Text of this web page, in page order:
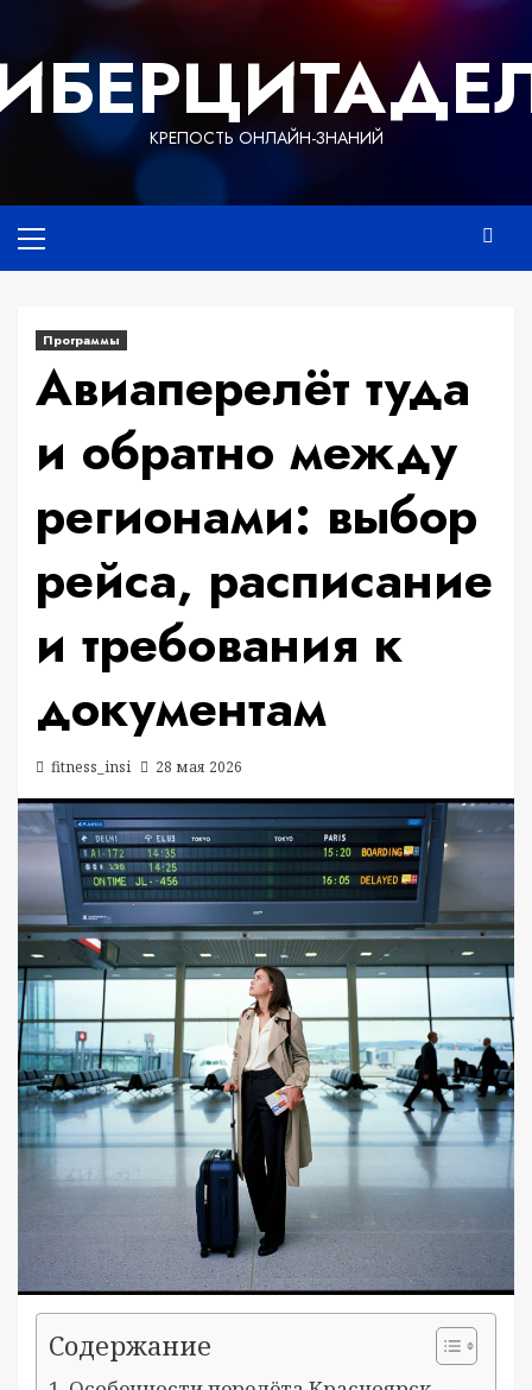
содержимому
КРЕПОСТЬ ОНЛАЙН-ЗНАНИЙ
меню
Программы
Авиаперелёт туда
и обратно между
регионами: выбор
рейса, расписание
и требования к
документам
fitness_insi 28 мая 2026
Содержание